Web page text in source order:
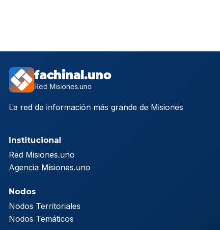
fachinal.uno
Red Misiones.uno
La red de información más grande de Misiones
Institucional
Red Misiones.uno
Agencia Misiones.uno
Nodos
Nodos Territoriales
Nodos Temáticos